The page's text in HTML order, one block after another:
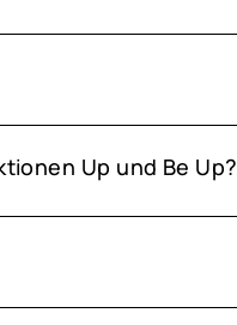
Up und Be Up?